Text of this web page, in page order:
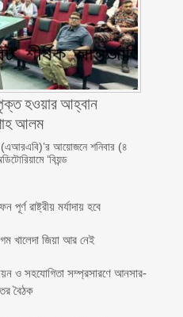
হওয়ার আহ্বান
আলম
(এআরএবি)’র আয়োজনে শনিবার (৪
‘বিয়ন্ড
পূর্ণ রাষ্ট্রীয় মর্যাদায় হবে
খালেদা জিয়া আর নেই
ও সহযোগিতা সম্প্রসারণে আনসার-
বৈঠক